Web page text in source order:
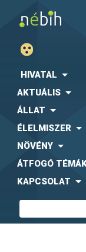
HIVATAL
AKTUÁLIS
ÁLLAT
ÉLELMISZER
NÖVÉNY
ÁTFOGÓ
KAPCSOLAT